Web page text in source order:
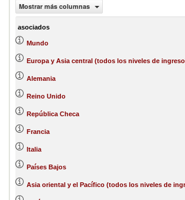
Mostrar más columnas
asociados
Mundo
Europa y Asia central (todos los niveles de
Alemania
Reino Unido
República Checa
Francia
Italia
Países Bajos
Asia oriental y el Pacífico (todos los niveles de